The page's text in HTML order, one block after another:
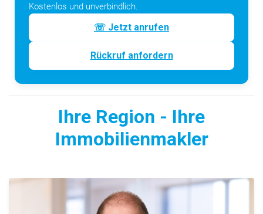
Kostenlos und unverbindlich.
☏ Jetzt anrufen
Rückruf anfordern
Ihre Region - Ihre
Immobilienmakler